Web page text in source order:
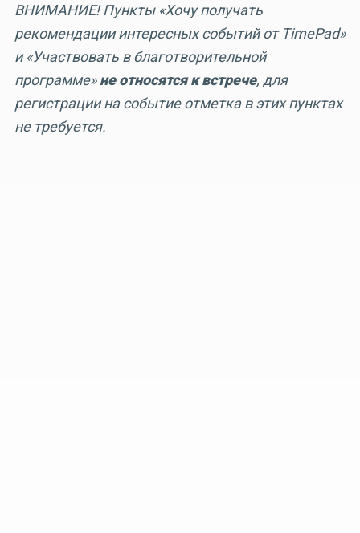
ВНИМАНИЕ! Пункты «Хочу получать
рекомендации интересных событий от TimePad»
и «Участвовать в благотворительной
программе»не относятся к встрече, для
регистрации на событие отметка в этих пунктах
не требуется.